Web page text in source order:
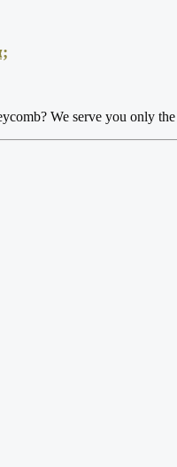
We serve you only